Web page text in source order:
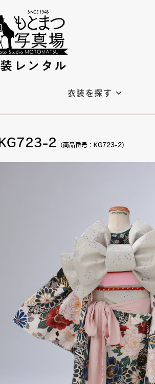
衣装を探す
KG723-2 （商品番号：KG723-2）